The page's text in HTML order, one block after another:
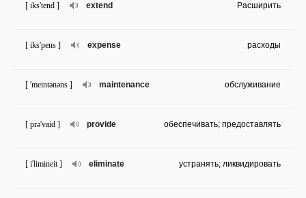
extend
[ iks'tend ] Расширить
expense
[ iks'pens ] расходы
maintenance
[ 'meintənəns ] обслуживание
provide
[ prə'vaid ] обеспечивать; предоставлять
eliminate
[ i'limineit ] устранять; ликвидировать